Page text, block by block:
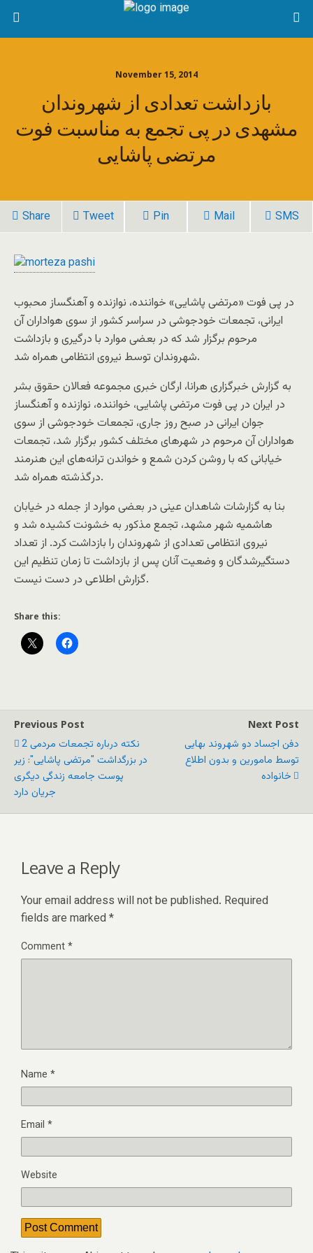
November 15, 2014
بازداشت تعدادی از شهروندان
مشهدی در پی تجمع به مناسبت فوت
مرتضی پاشایی
Share Tweet Pin Mail SMS
در پی فوت «مرتضی پاشایی» خواننده، نوازنده و آهنگساز محبوب
ایرانی، تجمعات خودجوشی در سراسر کشور از سوی هواداران آن
مرحوم برگزار شد که در بعضی موارد با درگیری و بازداشت
شهروندان توسط نیروی انتظامی همراه شد.
به گزارش خبرگزاری هرانا، ارگان خبری مجموعه فعالان حقوق بشر
در ایران در پی فوت مرتضی پاشایی، خواننده، نوازنده و آهنگساز
جوان ایرانی در صبح روز جاری، تجمعات خودجوشی از سوی
هواداران آن مرحوم در شهرهای مختلف کشور برگزار شد، تجمعات
خیابانی که با روشن کردن شمع و خواندن ترانه‌های این هنرمند
درگذشته همراه شد.
بنا به گزارشات شاهدان عینی در بعضی موارد از جمله در خیابان
هاشمیه شهر مشهد، تجمع مذکور به خشونت کشیده شد و
نیروی انتظامی تعدادی از شهروندان را بازداشت کرد. از تعداد
دستگیرشدگان و وضعیت آنان پس از بازداشت تا زمان تنظیم این
گزارش اطلاعی در دست نیست.
Share this:
Previous Post
2 نکته درباره تجمعات مردمی
در بزرگداشت "مرتضی پاشایی": زیر
پوست جامعه زندگی دیگری
جریان دارد
Next Post
دفن اجساد دو شهروند بهایی
توسط مامورین و بدون اطلاع
خانواده
Leave a Reply
Your email address will not be published. Required
fields are marked *
Comment*
Name *
Email *
Website